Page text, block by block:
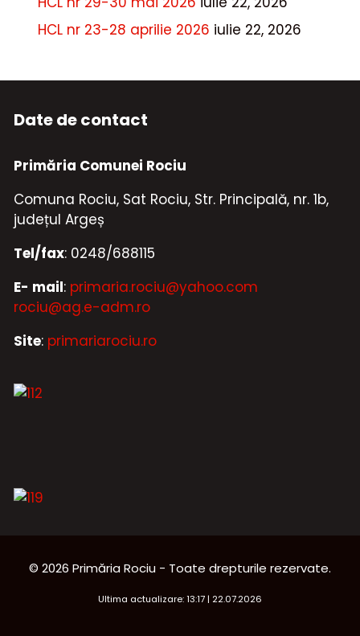
HCL nr 23-28 aprilie 2026 iulie 22, 2026
Date de contact
Primăria Comunei Rociu
Comuna Rociu, Sat Rociu, Str. Principală, nr. 1b,
județul Argeș
Tel/fax: 0248/688115
E- mail: primaria.rociu@yahoo.com
rociu@ag.e-adm.ro
Site: primariarociu.ro
© 2026 Primăria Rociu - Toate drepturile rezervate.
Ultima actualizare: 13:17 | 22.07.2026